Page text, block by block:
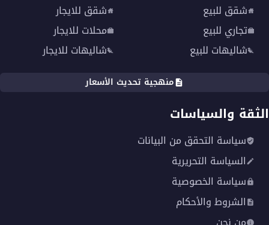
شقق للبيع
تجاري للبيع
شاليهات للبيع
شقق للايجار
محلات للايجار
شاليهات للايجار
منهجية تحديث الأسعار
الثقة والسياسات
سياسة التحقق من البيانات
السياسة التحريرية
سياسة الخصوصية
الشروط والأحكام